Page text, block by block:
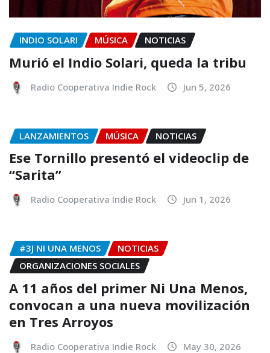
INDIO SOLARI MÚSICA NOTICIAS
Murió el Indio Solari, queda la tribu
Radio Cooperativa Indie Rock Jun 5, 2026
LANZAMIENTOS MÚSICA NOTICIAS
Ese Tornillo presentó el videoclip de
“Sarita”
Radio Cooperativa Indie Rock Jun 1, 2026
#3J NI UNA MENOS
NOTICIAS
ORGANIZACIONES SOCIALES
A 11 años del primer Ni Una Menos,
convocan a una nueva movilización
en Tres Arroyos
Radio Cooperativa Indie Rock May 30, 2026